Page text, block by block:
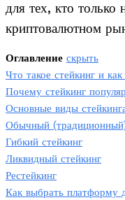
для тех, кто только
криптовалютном
Оглавление скрыть
Что такое стейкинг и
Почему стейкинг
Основные виды
Обычный
Гибкий стейкинг
Ликвидный стейкинг
Рестейкинг
Как выбрать платформу